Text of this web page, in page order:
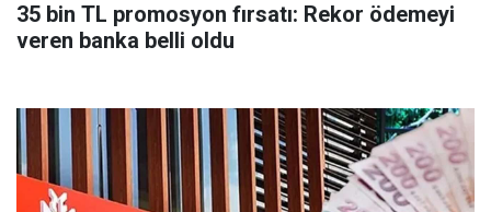
35 bin TL promosyon fırsatı: Rekor ödemeyi
veren banka belli oldu